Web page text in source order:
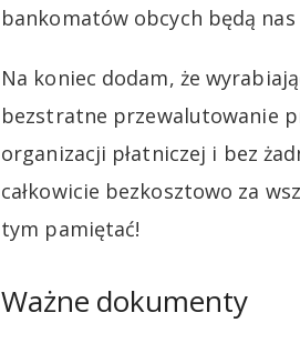
bankomatów obcych będą nas
Na koniec dodam, że
bezstratne przewalutowanie
organizacji płatniczej i bez
całkowicie bezkosztowo za
tym pamiętać!
Ważne dokumenty